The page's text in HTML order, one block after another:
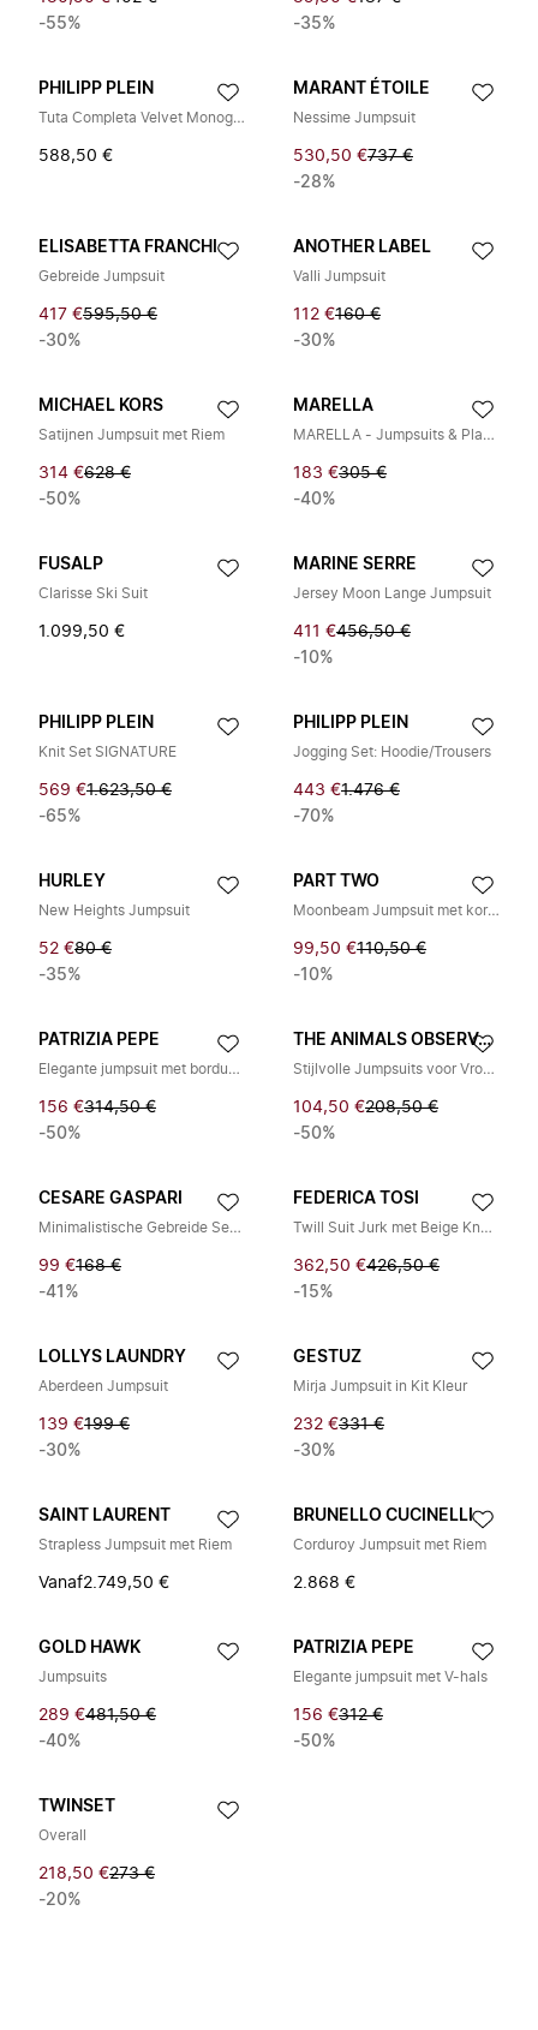
-55%
-35%
PHILIPP PLEIN
Tuta Completa Velvet Monogram
588,50 €
MARANT ÉTOILE
Nessime Jumpsuit
530,50 €737 €
-28%
ELISABETTA FRANCHI
Gebreide Jumpsuit
417 €595,50 €
-30%
ANOTHER LABEL
Valli Jumpsuit
112 €160 €
-30%
MICHAEL KORS
Satijnen Jumpsuit met Riem
314 €628 €
-50%
MARELLA
MARELLA - Jumpsuits & Playsuits > Jumpsuits
183 €305 €
-40%
FUSALP
Clarisse Ski Suit
1.099,50 €
MARINE SERRE
Jersey Moon Lange Jumpsuit
411 €456,50 €
-10%
PHILIPP PLEIN
Knit Set SIGNATURE
569 €1.623,50 €
-65%
PHILIPP PLEIN
Jogging Set: Hoodie/Trousers
443 €1.476 €
-70%
HURLEY
New Heights Jumpsuit
52 €80 €
-35%
PART TWO
Moonbeam Jumpsuit met korte mouwen
99,50 €110,50 €
-10%
PATRIZIA PEPE
Elegante jumpsuit met borduurwerk en kralen
156 €314,50 €
-50%
THE ANIMALS OBSERVATORY
Stijlvolle Jumpsuits voor Vrouwen
104,50 €208,50 €
-50%
CESARE GASPARI
Minimalistische Gebreide Set - Beige
99 €168 €
-41%
FEDERICA TOSI
Twill Suit Jurk met Beige Knopen
362,50 €426,50 €
-15%
LOLLYS LAUNDRY
Aberdeen Jumpsuit
139 €199 €
-30%
GESTUZ
Mirja Jumpsuit in Kit Kleur
232 €331 €
-30%
SAINT LAURENT
Strapless Jumpsuit met Riem
Vanaf2.749,50 €
BRUNELLO CUCINELLI
Corduroy Jumpsuit met Riem
2.868 €
GOLD HAWK
Jumpsuits
289 €481,50 €
-40%
PATRIZIA PEPE
Elegante jumpsuit met V-hals
156 €312 €
-50%
TWINSET
Overall
218,50 €273 €
-20%